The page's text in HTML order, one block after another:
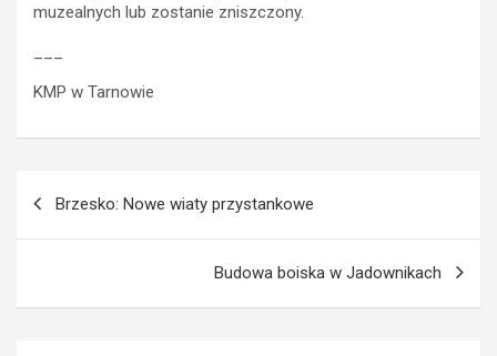
muzealnych lub zostanie zniszczony.
KMP w Tarnowie
Brzesko: Nowe wiaty przystankowe
Budowa boiska w Jadownikach